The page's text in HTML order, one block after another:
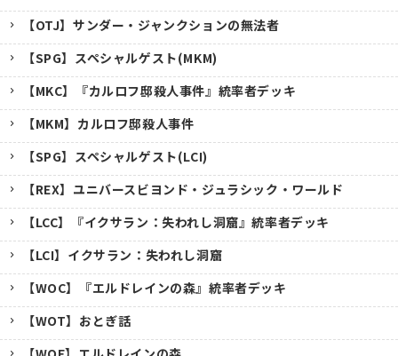
【OTJ】サンダー・ジャンクションの無法者
【SPG】スペシャルゲスト(MKM)
【MKC】『カルロフ邸殺人事件』統率者デッキ
【MKM】カルロフ邸殺人事件
【SPG】スペシャルゲスト(LCI)
【REX】ユニバースビヨンド・ジュラシック・ワールド
【LCC】『イクサラン：失われし洞窟』統率者デッキ
【LCI】イクサラン：失われし洞窟
【WOC】『エルドレインの森』統率者デッキ
【WOT】おとぎ話